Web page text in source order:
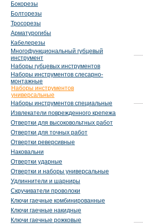
Бокорезы
Болторезы
Тросорезы
Арматурогибы
Кабелерезы
Многофункциональный губцевый
инструмент
Наборы губцевых инструментов
Наборы инструментов слесарно-
монтажные
Наборы инструментов
универсальные
Наборы инструментов специальные
Извлекатели поврежденного крепежа
Отвертки для высоковольтных работ
Отвертки для точных работ
Отвертки реверсивные
Наковальни
Отвертки ударные
Отвертки и наборы универсальные
Удлиннители и шарниры
Скручиватели проволоки
Ключи гаечные комбинированные
Ключи гаечные накидные
Ключи гаечные рожковые